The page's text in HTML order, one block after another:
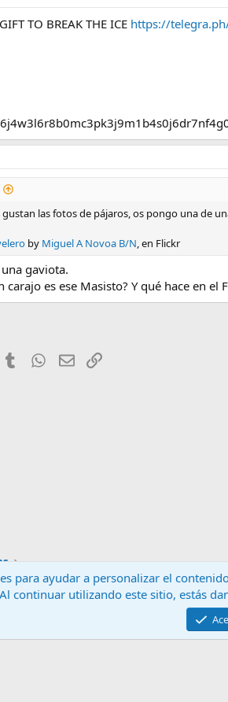
TO BREAK THE ICE https://
gustan las fotos de pájaros, os pongo una de
by Miguel A Novoa B/N , en Flickr
gaviota.
carajo es ese Masisto? Y qué hace en el
TumblrWhatsApp
EmailEnlace
Community platform
para ayudar a personalizar el
Al continuar utilizando este sitio, estás